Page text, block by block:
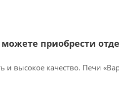
приобрести
высокое качество. Печи